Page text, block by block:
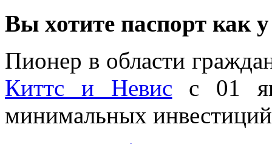
Вы хотите паспорт как
Пионер в области
Киттс и Невис с 01
минимальных